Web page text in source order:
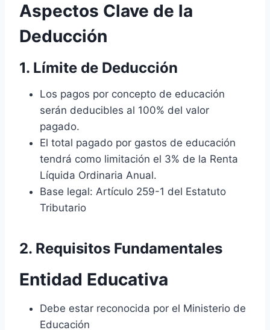
Aspectos Clave de la
Deducción
1. Límite de Deducción
Los pagos por concepto de educación
serán deducibles al 100% del valor
pagado.
El total pagado por gastos de educación
tendrá como limitación el 3% de la Renta
Líquida Ordinaria Anual.
Base legal: Artículo 259-1 del Estatuto
Tributario
2. Requisitos Fundamentales
Entidad Educativa
Debe estar reconocida por el Ministerio de
Educación